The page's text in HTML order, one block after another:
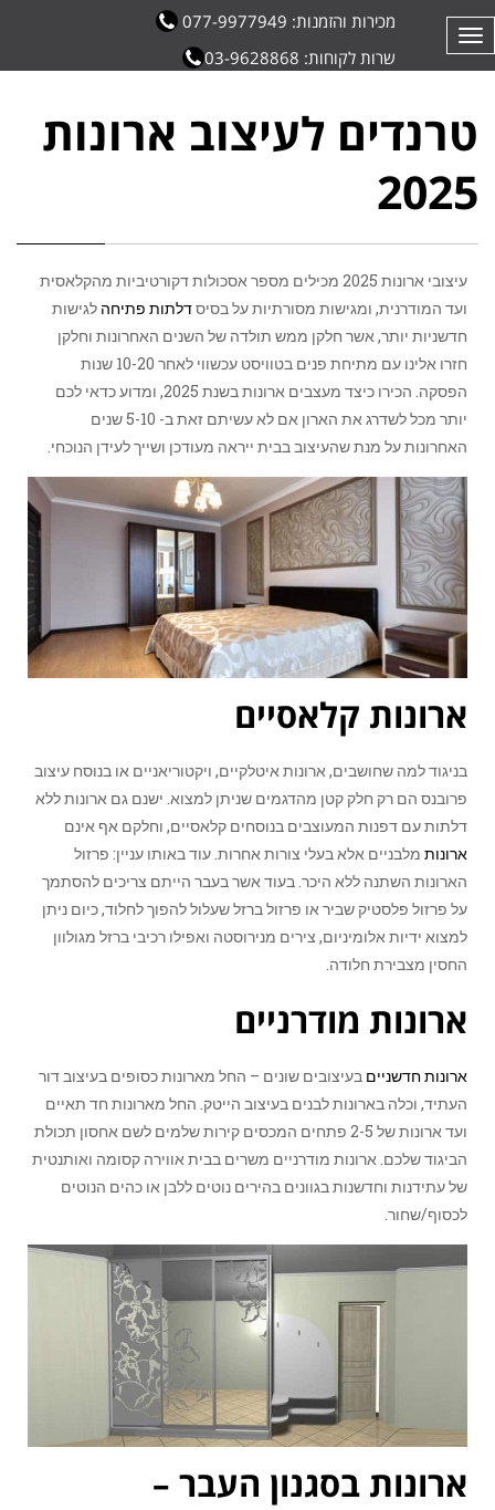
מכירות והזמנות: 077-9977949
שרות לקוחות: 03-9628868
תפריט
טרנדים לעיצוב ארונות
2025
עיצובי ארונות 2025 מכילים מספר אסכולות דקורטיביות מהקלאסית
ועד המודרנית, ומגישות מסורתיות על בסיסדלתות פתיחה לגישות
חדשניות יותר, אשר חלקן ממש תולדה של השנים האחרונות וחלקן
חזרו אלינו עם מתיחת פנים בטוויסט עכשווי לאחר 10-20 שנות
הפסקה. הכירו כיצד מעצבים ארונות בשנת 2025, ומדוע כדאי לכם
יותר מכל לשדרג את הארון אם לא עשיתם זאת ב- 5-10 שנים
האחרונות על מנת שהעיצוב בבית ייראה מעודכן ושייך לעידן הנוכחי.
ארונות קלאסיים
בניגוד למה שחושבים, ארונות איטלקיים, ויקטוריאניים או בנוסח עיצוב
פרובנס הם רק חלק קטן מהדגמים שניתן למצוא. ישנם גם ארונות ללא
דלתות עם דפנות המעוצבים בנוסחים קלאסיים, וחלקם אף אינם
ארונות מלבניים אלא בעלי צורות אחרות. עוד באותו עניין: פרזול
הארונות השתנה ללא היכר. בעוד אשר בעבר הייתם צריכים להסתמך
על פרזול פלסטיק שביר או פרזול ברזל שעלול להפוך לחלוד, כיום ניתן
למצוא ידיות אלומיניום, צירים מנירוסטה ואפילו רכיבי ברזל מגולוון
החסין מצבירת חלודה.
ארונות מודרניים
ארונות חדשניים בעיצובים שונים – החל מארונות כסופים בעיצוב דור
העתיד, וכלה בארונות לבנים בעיצוב הייטק. החל מארונות חד תאיים
ועד ארונות של 2-5 פתחים המכסים קירות שלמים לשם אחסון תכולת
הביגוד שלכם. ארונות מודרניים משרים בבית אווירה קסומה ואותנטית
של עתידנות וחדשנות בגוונים בהירים נוטים ללבן או כהים הנוטים
לכסוף/שחור.
ארונות בסגנון העבר –